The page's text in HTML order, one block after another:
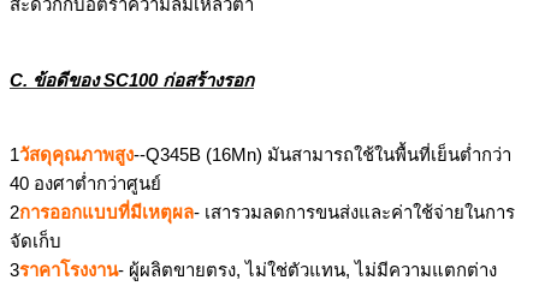
C. ข้อดีของ SC100 ก่อสร้างรอก
1วัสดุคุณภาพสูง--Q345B (16Mn) มันสามารถใช้ในพื้นที่เย็นต่ำกว่า
40 องศาต่ำกว่าศูนย์
2การออกแบบที่มีเหตุผล- เสารวมลดการขนส่งและค่าใช้จ่ายในการ
จัดเก็บ
3ราคาโรงงาน- ผู้ผลิตขายตรง, ไม่ใช่ตัวแทน, ไม่มีความแตกต่าง